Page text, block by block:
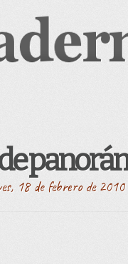
18 de febrero de 2010